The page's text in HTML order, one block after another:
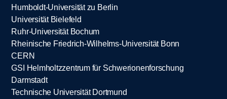
Humboldt-Universität zu Berlin
Universität Bielefeld
Ruhr-Universität Bochum
Rheinische Friedrich-Wilhelms-Universität Bonn
CERN
GSI Helmholtzzentrum für Schwerionenforschung
Darmstadt
Technische Universität Dortmund